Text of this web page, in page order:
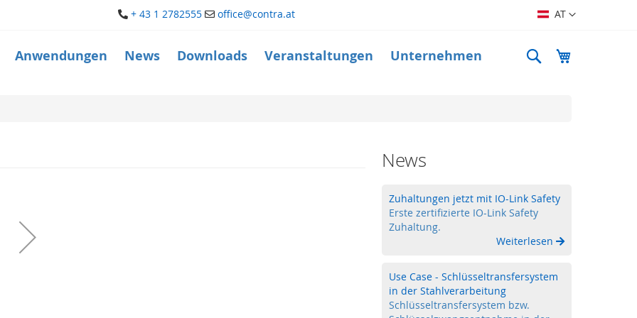
+ 43 1 2782555 office@contra.at Sprache
AT
Anwendungen News Downloads Veranstaltungen Unternehmen Suche
News
Zuhaltungen jetzt mit IO-Link Safety
Erste zertifizierte IO-Link Safety
Zuhaltung.
Weiterlesen
Use Case - Schlüsseltransfersystem
in der Stahlverarbeitung
Schlüsseltransfersystem bzw.